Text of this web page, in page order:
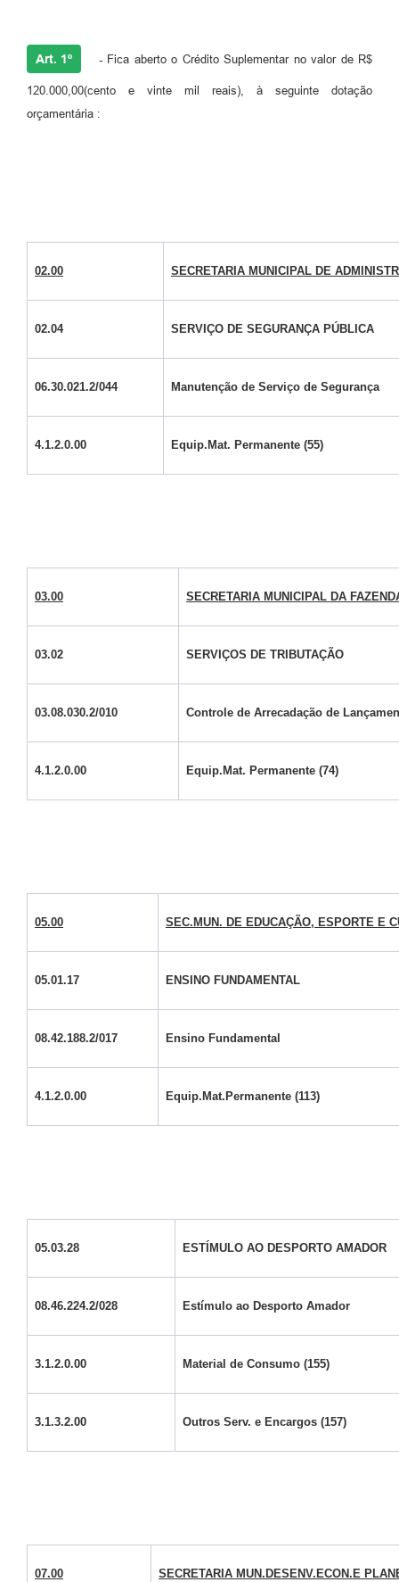
Art. 1º - Fica aberto o Crédito Suplementar no valor de R$
120.000,00(cento e vinte mil reais), à seguinte dotação
orçamentária :
02.00 SECRETARIA MUNICIPAL DE
02.04 SERVIÇO DE SEGURANÇA PÚBLICA
06.30.021.2/044 Manutenção de Serviço de Segurança
4.1.2.0.00 Equip.Mat. Permanente (55)
03.00 SECRETARIA MUNICIPAL DA
03.02 SERVIÇOS DE TRIBUTAÇÃO
03.08.030.2/010 Controle de Arrecadação de
4.1.2.0.00 Equip.Mat. Permanente (74)
05.00 SEC.MUN. DE EDUCAÇÃO, ESPORTE E
05.01.17 ENSINO FUNDAMENTAL
08.42.188.2/017 Ensino Fundamental
4.1.2.0.00 Equip.Mat.Permanente (113)
05.03.28 ESTÍMULO AO DESPORTO AMADOR
08.46.224.2/028 Estímulo ao Desporto Amador
3.1.2.0.00 Material de Consumo (155)
3.1.3.2.00 Outros Serv. e Encargos (157)
07.00 SECRETARIA MUN.DESENV.ECON.E